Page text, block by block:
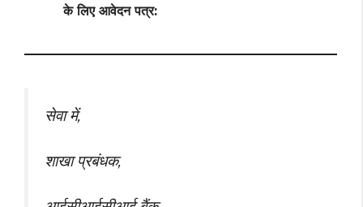
के लिए आवेदन पत्र:
सेवा में,
शाखा प्रबंधक,